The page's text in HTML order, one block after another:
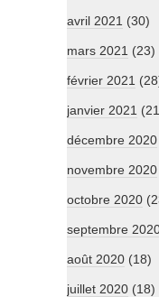
avril 2021 (30)
mars 2021 (23)
février 2021
janvier 2021
décembre 2020
novembre 2020
octobre 2020
septembre
août 2020 (18)
juillet 2020 (18)